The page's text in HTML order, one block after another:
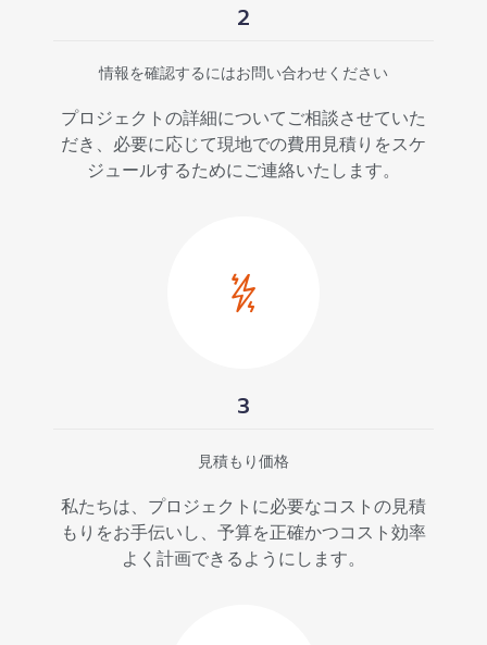
2
情報を確認するにはお問い合わせください
プロジェクトの詳細についてご相談させていた
だき、必要に応じて現地での費用見積りをスケ
ジュールするためにご連絡いたします。
3
見積もり価格
私たちは、プロジェクトに必要なコストの見積
もりをお手伝いし、予算を正確かつコスト効率
よく計画できるようにします。